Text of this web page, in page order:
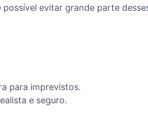
evitar grande parte
para imprevistos.
e seguro.